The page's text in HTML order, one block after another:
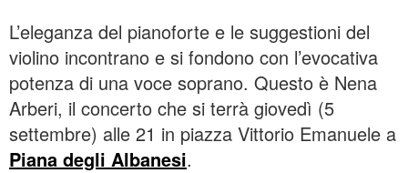
L’eleganza del pianoforte e le suggestioni del
violino incontrano e si fondono con l’evocativa
potenza di una voce soprano. Questo è Nena
Arberi, il concerto che si terrà giovedì (5
settembre) alle 21 in piazza Vittorio Emanuele a
Piana degli Albanesi.